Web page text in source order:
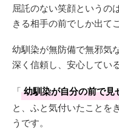
屈託のない笑顔というの
きる相手の前でしか出て
幼馴染が無防備で無邪気
深く信頼し、安心してい
「 幼馴染が自分の前で
と、ふと気付いたことを
うです。